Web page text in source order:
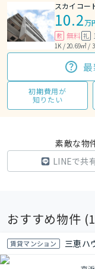
スカイコー
10.2万
敷 無料 礼
1K / 20.69㎡ /
初期費用が
知りたい
素敵な物
LINEで共
おすすめ物件 (
賃貸マンション 三恵ハ